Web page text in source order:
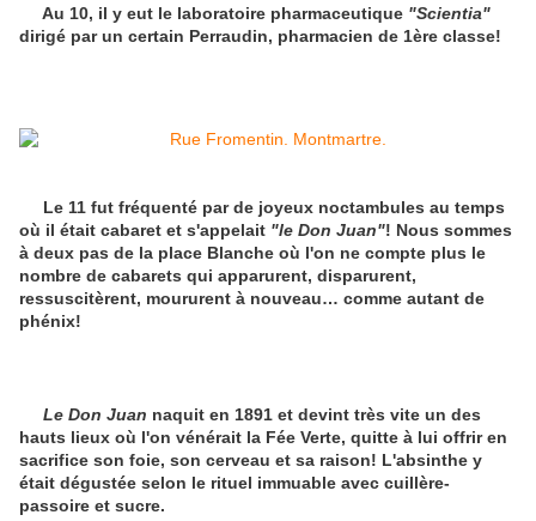
Au 10, il y eut le laboratoire pharmaceutique "Scientia"
dirigé par un certain Perraudin, pharmacien de 1ère classe!
Le 11 fut fréquenté par de joyeux noctambules au temps
où il était cabaret et s'appelait "le Don Juan"! Nous sommes
à deux pas de la place Blanche où l'on ne compte plus le
nombre de cabarets qui apparurent, disparurent,
ressuscitèrent, moururent à nouveau… comme autant de
phénix!
Le Don Juan naquit en 1891 et devint très vite un des
hauts lieux où l'on vénérait la Fée Verte, quitte à lui offrir en
sacrifice son foie, son cerveau et sa raison! L'absinthe y
était dégustée selon le rituel immuable avec cuillère-
passoire et sucre.